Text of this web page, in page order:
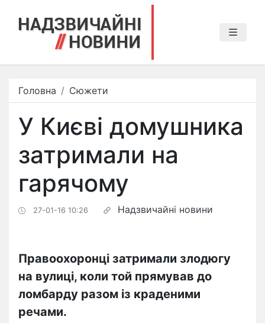
Головна Сюжети
У Києві домушника
затримали на
гарячому
27-01-16 10:26 Надзвичайні новини
Правоохоронці затримали злодюгу
на вулиці, коли той прямував до
ломбарду разом із краденими
речами.